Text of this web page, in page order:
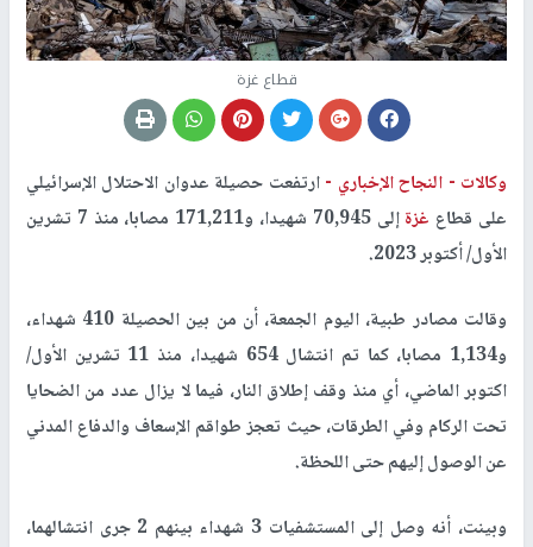
قطاع غزة
وكالات - النجاح الإخباري -ارتفعت حصيلة عدوان الاحتلال الإسرائيلي
على قطاع غزة
إلى 70,945 شهيدا، و171,211 مصابا، منذ 7 تشرين
الأول/ أكتوبر 2023
.
وقالت مصادر طبية، اليوم الجمعة، أن من بين الحصيلة 410 شهداء،
و1,134 مصابا، كما تم انتشال 654 شهيدا، منذ 11 تشرين الأول/
اكتوبر الماضي، أي منذ وقف إطلاق النار، فيما لا يزال عدد من الضحايا
تحت الركام وفي الطرقات، حيث تعجز طواقم الإسعاف والدفاع المدني
عن الوصول إليهم حتى اللحظة.
وبينت، أنه وصل إلى المستشفيات 3 شهداء بينهم 2 جرى انتشالهما،